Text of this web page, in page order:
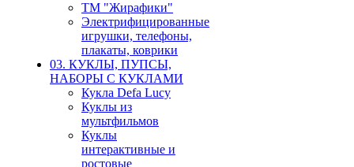
ТМ "Жирафики"
Электрифицированные
игрушки, телефоны,
плакаты, коврики
03. КУКЛЫ, ПУПСЫ,
НАБОРЫ С КУКЛАМИ
Кукла Defa Lucy
Куклы из
мультфильмов
Куклы
интерактивные и
ростовые